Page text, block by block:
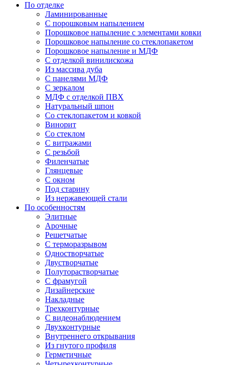
По отделке
Ламинированные
С порошковым напылением
Порошковое напыление с элементами ковки
Порошковое напыление со стеклопакетом
Порошковое напыление и МДФ
С отделкой винилискожа
Из массива дуба
С панелями МДФ
С зеркалом
МДФ с отделкой ПВХ
Натуральный шпон
Со стеклопакетом и ковкой
Винорит
Со стеклом
С витражами
С резьбой
Филенчатые
Глянцевые
С окном
Под старину
Из нержавеющей стали
По особенностям
Элитные
Арочные
Решетчатые
С терморазрывом
Одностворчатые
Двустворчатые
Полуторастворчатые
С фрамугой
Дизайнерские
Накладные
Трехконтурные
С видеонаблюдением
Двухконтурные
Внутреннего открывания
Из гнутого профиля
Герметичные